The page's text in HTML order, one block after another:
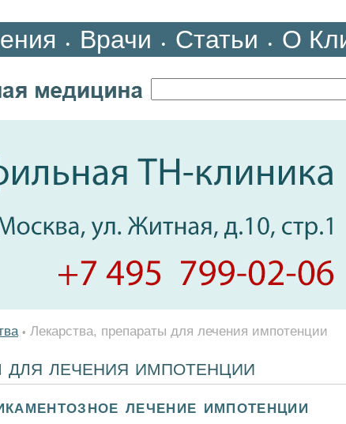
• Врачи • Статьи • О
• Лекарства, препараты для лечения импотенции
для лечения импотенции
лечение импотенции